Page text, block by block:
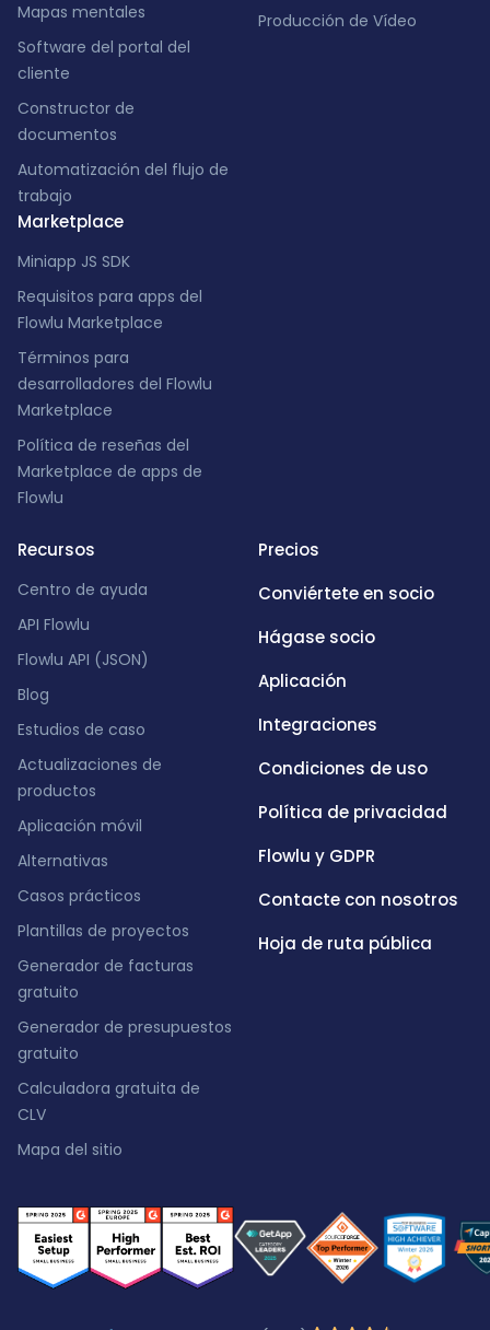
Mapas mentales
Software del portal del
cliente
Constructor de
documentos
Automatización del flujo de
trabajo
Marketplace
Miniapp JS SDK
Requisitos para apps del
Flowlu Marketplace
Términos para
desarrolladores del Flowlu
Marketplace
Política de reseñas del
Marketplace de apps de
Flowlu
Producción de Vídeo
Recursos
Centro de ayuda
API Flowlu
Flowlu API (JSON)
Blog
Estudios de caso
Actualizaciones de
productos
Aplicación móvil
Alternativas
Casos prácticos
Plantillas de proyectos
Generador de facturas
gratuito
Generador de presupuestos
gratuito
Calculadora gratuita de
CLV
Mapa del sitio
Precios
Conviértete en socio
Hágase socio
Aplicación
Integraciones
Condiciones de uso
Política de privacidad
Flowlu y GDPR
Contacte con nosotros
Hoja de ruta pública